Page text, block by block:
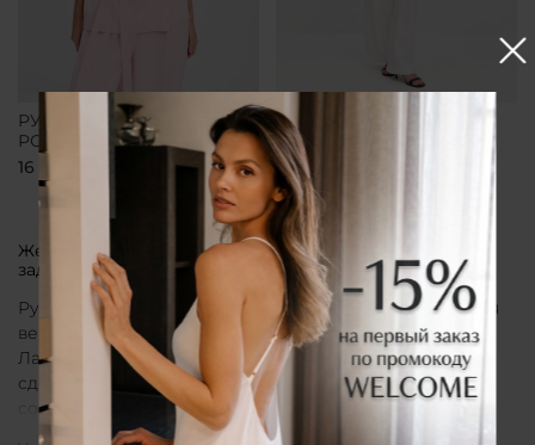
РУБАШКА-КИМОНО
РОЗОВАЯ
16 700 ₽
РУБАШКА-КИМОНО
БЕЛАЯ
16 700 ₽
Женская рубашка кимоно от бренда CLÓ, которая
задает тон всему образу
Рубашка кимоно CLÓ рассматривается как утонченная
вещь, воплощающая эстетику мягкой женственности.
Лаконичный крой, деликатные материалы и
сдержанная палитра создают образ, в котором
сочетаются особая нежность белья и элегантная
непринужденность кимоно. Такая рубашка не